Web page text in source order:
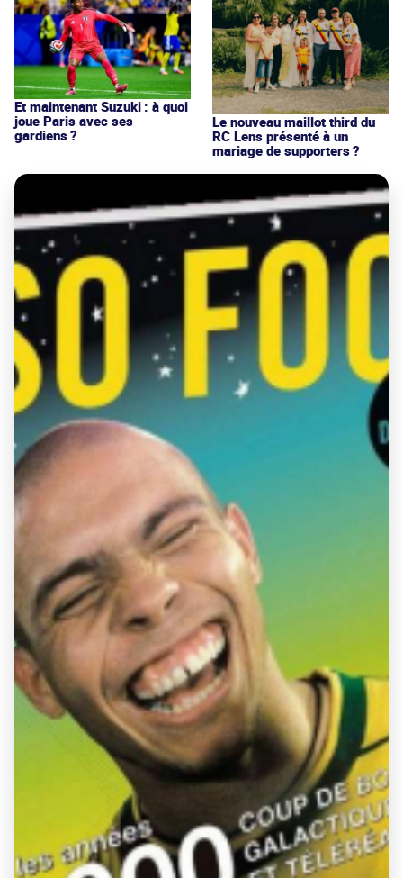
Et maintenant Suzuki : à quoi
joue Paris avec ses
gardiens ?
Le nouveau maillot third du
RC Lens présenté à un
mariage de supporters ?